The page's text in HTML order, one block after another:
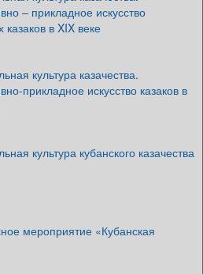
– прикладное искусство
казаков в XIX веке
культура казачества.
прикладное искусство казаков в
культура кубанского казачества
мероприятие «Кубанская